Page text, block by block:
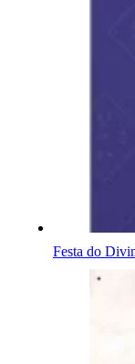
Festa do